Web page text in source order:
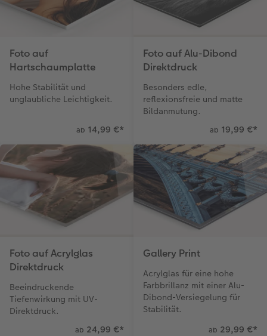
Anleitungen & Hilfe
Inspiration
im Wunschformat
Neuheiten
Digitale Grußkarte
CEWE myPhotos
Foto auf
Hartschaumplatte
Hohe Stabilität und
unglaubliche Leichtigkeit.
ab 14,99 €*
Foto auf Alu-Dibond
Direktdruck
Besonders edle,
reflexionsfreie und matte
Bildanmutung.
ab 19,99 €*
Foto auf Acrylglas
Direktdruck
Beeindruckende
Tiefenwirkung mit UV-
Direktdruck.
ab 24,99 €*
Gallery Print
Acrylglas für eine hohe
Farbbrillanz mit einer Alu-
Dibond-Versiegelung für
Stabilität.
ab 29,99 €*